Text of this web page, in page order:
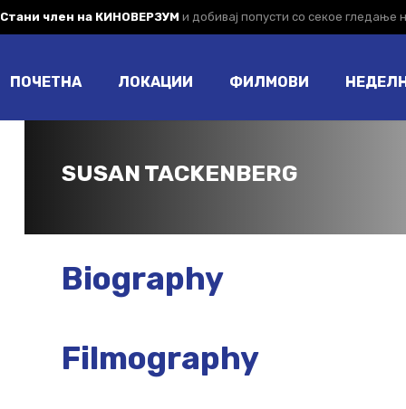
Стани член на КИНОВЕРЗУМ и добивај попусти со секое гледање
ПОЧЕТНА ЛОКАЦИИ ФИЛМОВИ
SUSAN TACKENBERG
Biography
Filmography